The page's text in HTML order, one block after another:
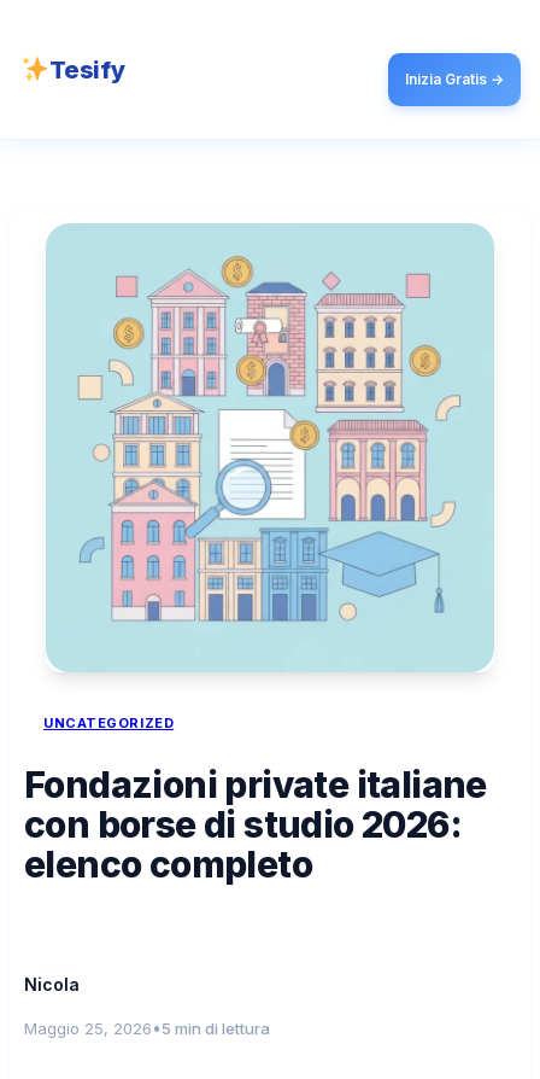
Tesify Inizia Gratis →
UNCATEGORIZED
Fondazioni private italiane
con borse di studio 2026:
elenco completo
Nicola
Maggio 25, 2026•5 min di lettura